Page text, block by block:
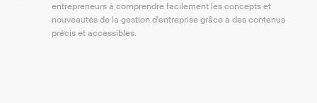
entrepreneurs à comprendre facilement les concepts et
nouveautés de la gestion d'entreprise grâce à des contenus
précis et accessibles.